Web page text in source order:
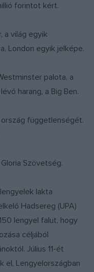
forintot kért.
a világ egyik
London egyik jelképe.
palota, a
harang, a Big Ben.
ország függetlenségét.
Szövetség.
lakta
Hadsereg (UPA)
lengyel falut, hogy
céljából
Július 11-ét
el, Lengyelországban